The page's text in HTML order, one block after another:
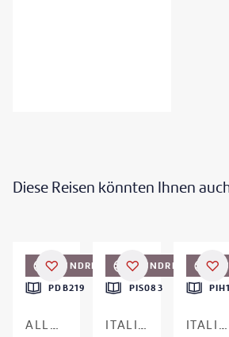
Diese Reisen könnten Ihnen
RUNDREISE
PDB219
ALLGÄU
RUNDREISE
PIS083
ITALIEN - SÜDTIROL ITALIEN - GARDASEE